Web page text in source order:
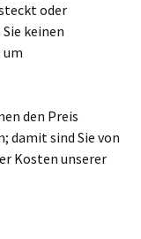
oder
keinen
um
den Preis
damit sind Sie von
Kosten unserer